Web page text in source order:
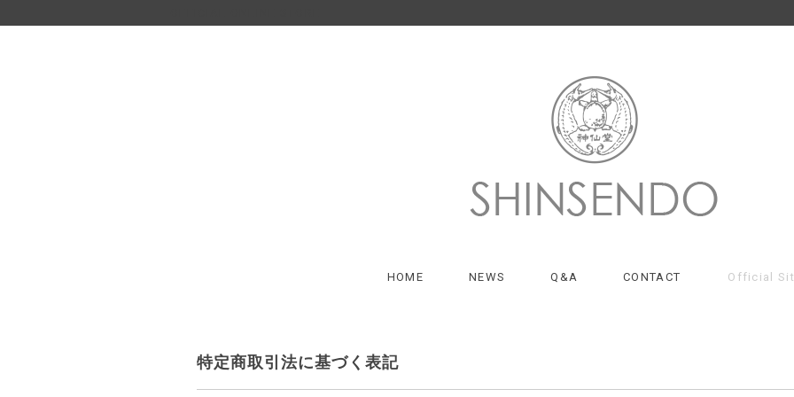
HOME NEWS Q&A CONTACT Official
特定商取引法に基づく表記